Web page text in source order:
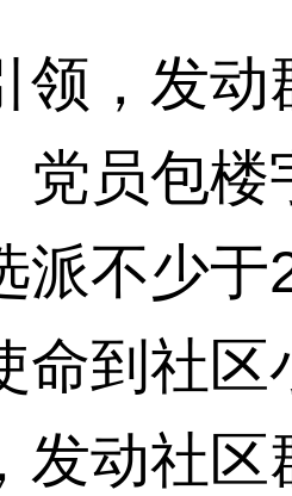
发动
党员包楼
派不少
命到社
发动社